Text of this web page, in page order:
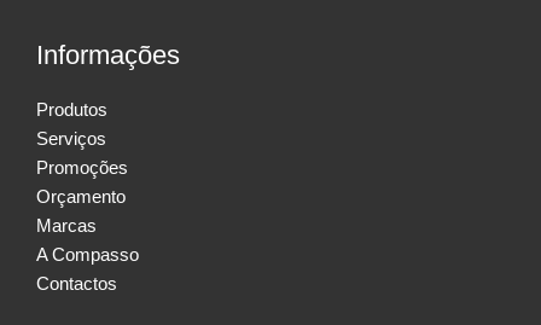
Informações
Produtos
Serviços
Promoções
Orçamento
Marcas
A Compasso
Contactos